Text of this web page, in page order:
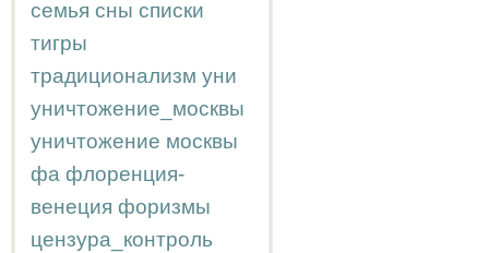
семья сны списки
тигры
традиционализм уни
уничтожение_москвы
уничтожение москвы
фа флоренция-
венеция форизмы
цензура_контроль